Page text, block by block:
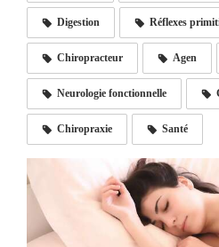
Digestion Réflexes
Chiropracteur Agen
Neurologie fonctionnelle
Chiropraxie Santé